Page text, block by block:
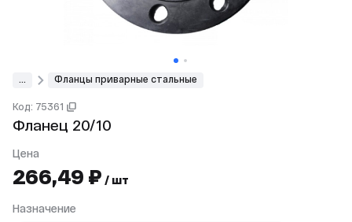
Фланцы приварные стальные
Код: 75361
Фланец 20/10
Цена
266,49 ₽ / шт
Назначение